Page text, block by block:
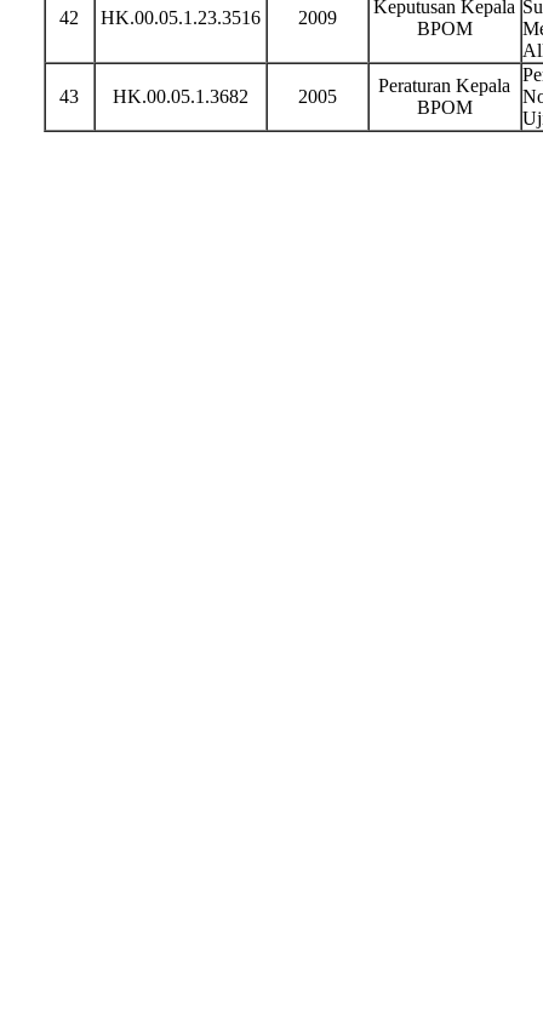
42 HK.00.05.1.23.3516 2009
Keputusan Kepala
BPOM
43 HK.00.05.1.3682 2005
Peraturan Kepala
BPOM